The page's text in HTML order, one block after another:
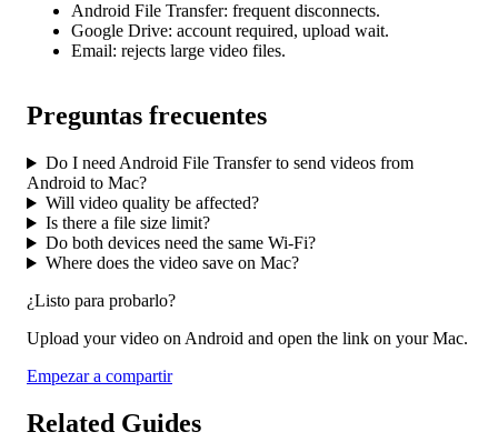
Android File Transfer: frequent disconnects.
Google Drive: account required, upload wait.
Email: rejects large video files.
Preguntas frecuentes
Do I need Android File Transfer to send videos from
Android to Mac?
Will video quality be affected?
Is there a file size limit?
Do both devices need the same Wi-Fi?
Where does the video save on Mac?
¿Listo para probarlo?
Upload your video on Android and open the link on your Mac.
Empezar a compartir
Related Guides